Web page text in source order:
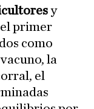
y
primer
como
la
el